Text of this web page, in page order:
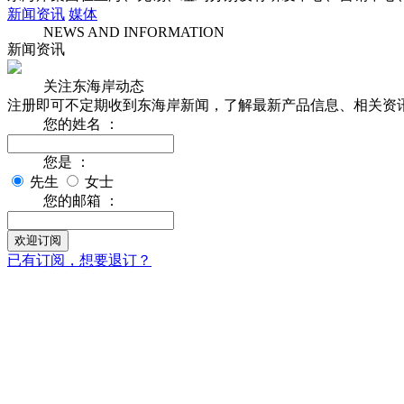
新闻资讯 媒体
NEWS AND INFORMATION
新闻资讯
关注东海岸动态
注册即可不定期收到东海岸新闻，了解最新产品信息、相关资
您的姓名 ：
您是 ：
先生
女士
您的邮箱 ：
已有订阅，想要退订？